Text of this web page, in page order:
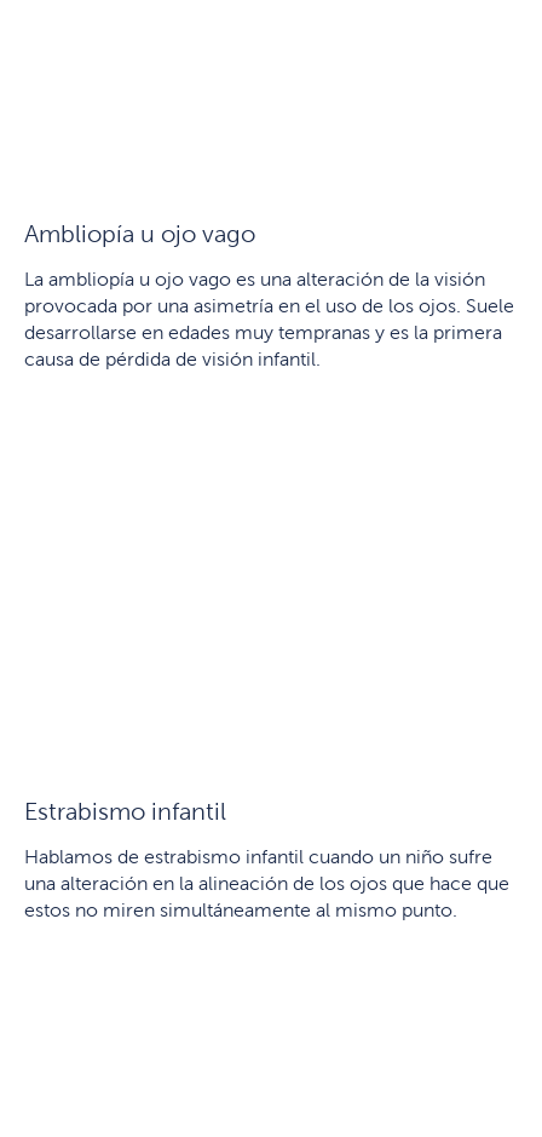
Ambliopía u ojo vago
La ambliopía u ojo vago es una alteración de la visión
provocada por una asimetría en el uso de los ojos. Suele
desarrollarse en edades muy tempranas y es la primera
causa de pérdida de visión infantil.
Estrabismo infantil
Hablamos de estrabismo infantil cuando un niño sufre
una alteración en la alineación de los ojos que hace que
estos no miren simultáneamente al mismo punto.